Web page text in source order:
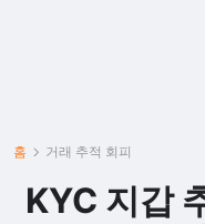
홈 거래 추적 회피
KYC 지갑